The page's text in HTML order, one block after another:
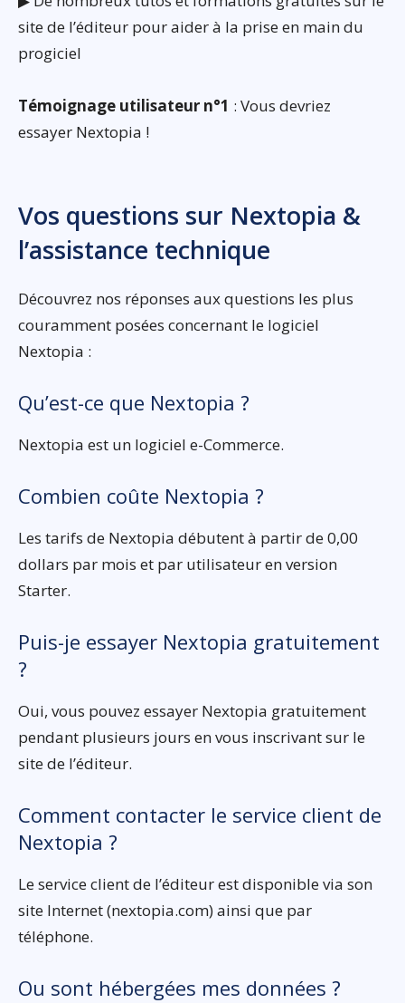
site de l’éditeur pour aider à la prise en main du
progiciel
Témoignage utilisateur n°1 : Vous devriez
essayer Nextopia !
Vos questions sur Nextopia &
l’assistance technique
Découvrez nos réponses aux questions les plus
couramment posées concernant le logiciel
Nextopia :
Qu’est-ce que Nextopia ?
Nextopia est un logiciel e-Commerce.
Combien coûte Nextopia ?
Les tarifs de Nextopia débutent à partir de 0,00
dollars par mois et par utilisateur en version
Starter.
Puis-je essayer Nextopia gratuitement
?
Oui, vous pouvez essayer Nextopia gratuitement
pendant plusieurs jours en vous inscrivant sur le
site de l’éditeur.
Comment contacter le service client de
Nextopia ?
Le service client de l’éditeur est disponible via son
site Internet (nextopia.com) ainsi que par
téléphone.
Ou sont hébergées mes données ?